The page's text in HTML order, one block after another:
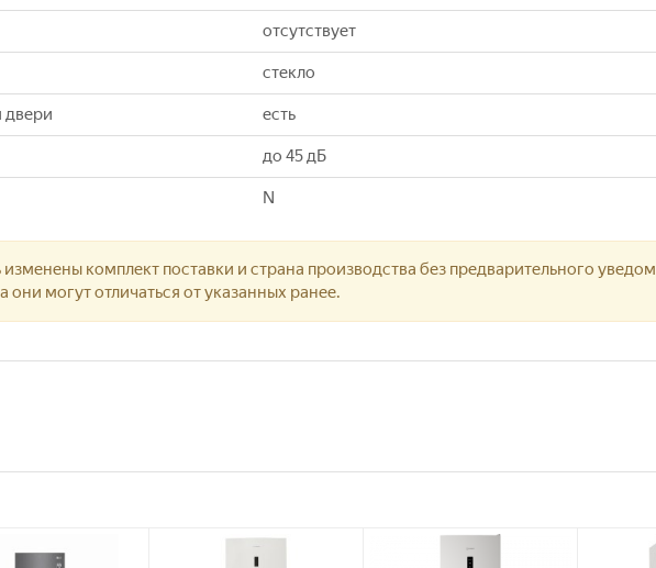
отсутствует
стекло
двери есть
до 45 дБ
N
комплект поставки и страна производства без предварительного
могут отличаться от указанных ранее.